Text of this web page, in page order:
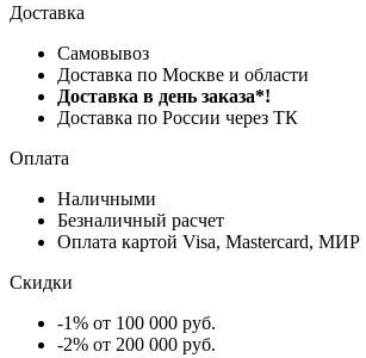
Доставка
Самовывоз
Доставка по Москве и области
Доставка в день заказа*!
Доставка по России через ТК
Оплата
Наличными
Безналичный расчет
Оплата картой Visa, Mastercard, МИР
Скидки
-1% от 100 000 руб.
-2% от 200 000 руб.